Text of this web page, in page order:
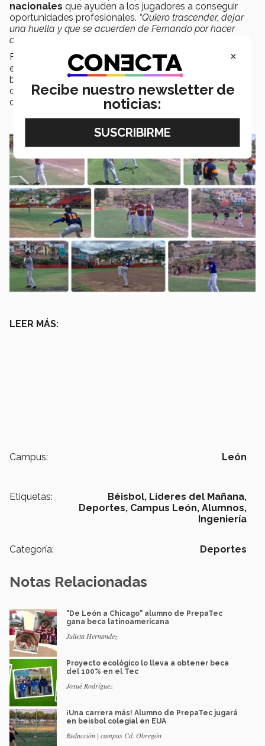
nacionales que ayuden a los jugadores a conseguir
oportunidades profesionales. “Quiero trascender, dejar
una huella y que se acuerden de Fernando por hacer
algo”.
Fernando comentó que se encuentra enfocado en sus
estudios y que le gustaría poder iniciar un equipo
béisbol en el campus. Así como seguir participando en
convocatorias y aprovechar el máximo de actividades
que ofrece el Tec.
LEER MÁS:
Campus: León
Etiquetas: Béisbol, Líderes del Mañana,
Deportes, Campus León, Alumnos,
Ingeniería
Categoría: Deportes
Notas Relacionadas
"De León a Chicago" alumno de PrepaTec
gana beca latinoamericana
Julieta Hernandez
Proyecto ecológico lo lleva a obtener beca
del 100% en el Tec
Josué Rodríguez
¡Una carrera más! Alumno de PrepaTec jugará
en beisbol colegial en EUA
Redacción | campus Cd. Obregón
×
Recibe nuestro newsletter de
noticias: